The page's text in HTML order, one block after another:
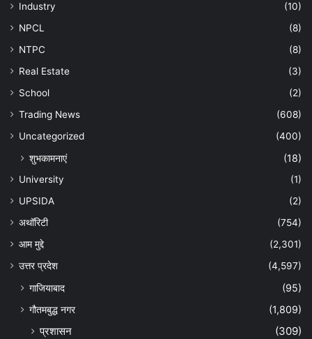
Industry
(10)
NPCL
(8)
NTPC
(8)
Real Estate
(3)
School
(2)
Trading News
(608)
Uncategorized
(400)
शुभकामनाएं (18)
University
(1)
UPSIDA
(2)
अथॉरिटी
(754)
आम मुद्दे
(2,301)
उत्तर प्रदेश
(4,597)
गाजियाबाद
(95)
गौतमबुद्ध नगर
(1,809)
प्रशासन
(309)